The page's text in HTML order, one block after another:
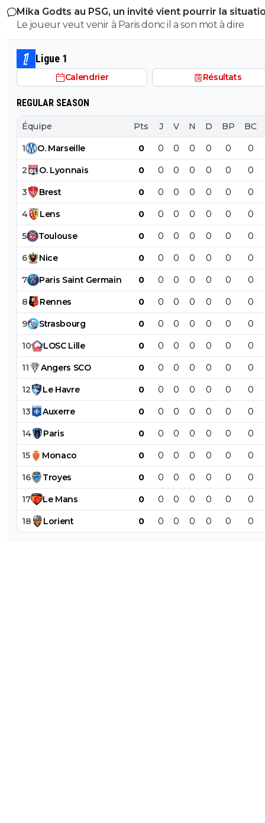
mais si je te colle le règlement sur ta sale face de
auras lair un peu plus con qu'hier trépané va
Mika Godts au PSG, un invité vient pourrir la
Le joueur veut venir à Paris donc il a son mot à dire
Ligue 1
Calendrier Résultats
REGULAR SEASON
Équipe Pts J V N D BP BC
1 O. Marseille 0 0 0 0 0 0 0
2 O. Lyonnais 0 0 0 0 0 0 0
3 Brest 0 0 0 0 0 0 0
4 Lens 0 0 0 0 0 0 0
5 Toulouse 0 0 0 0 0 0 0
6 Nice 0 0 0 0 0 0 0
7 Paris Saint Germain 0 0 0 0 0 0 0
8 Rennes 0 0 0 0 0 0 0
9 Strasbourg 0 0 0 0 0 0 0
10 LOSC Lille 0 0 0 0 0 0 0
11 Angers SCO 0 0 0 0 0 0 0
12 Le Havre 0 0 0 0 0 0 0
13 Auxerre 0 0 0 0 0 0 0
14 Paris 0 0 0 0 0 0 0
15 Monaco 0 0 0 0 0 0 0
16 Troyes 0 0 0 0 0 0 0
17 Le Mans 0 0 0 0 0 0 0
18 Lorient 0 0 0 0 0 0 0